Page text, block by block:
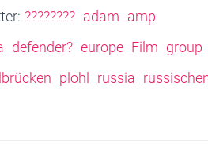
???????? adam amp
defender? europe Film group
plohl russia